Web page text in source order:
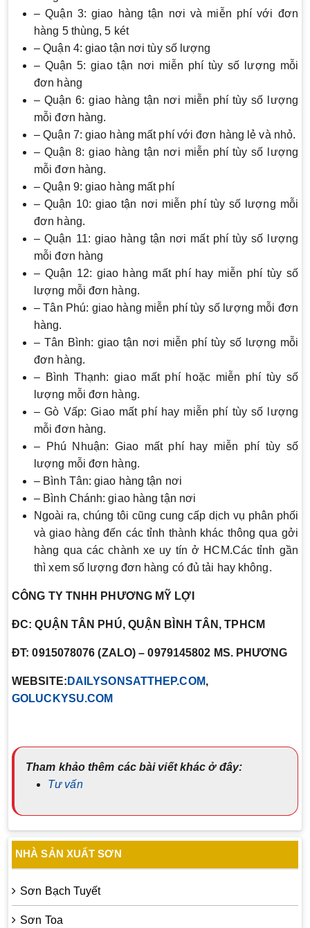
– Quận 3: giao hàng tận nơi và miễn phí với đơn
hàng 5 thùng, 5 két
– Quận 4: giao tận nơi tùy số lượng
– Quận 5: giao tận nơi miễn phí tùy số lượng mỗi
đơn hàng
– Quận 6: giao hàng tận nơi miễn phí tùy số lượng
mỗi đơn hàng.
– Quận 7: giao hàng mất phí với đơn hàng lẻ và nhỏ.
– Quận 8: giao hàng tận nơi miễn phí tùy số lượng
mỗi đơn hàng.
– Quận 9: giao hàng mất phí
– Quận 10: giao tận nơi miễn phí tùy số lượng mỗi
đơn hàng.
– Quận 11: giao hàng tận nơi mất phí tùy số lượng
mỗi đơn hàng
– Quận 12: giao hàng mất phí hay miễn phí tùy số
lượng mỗi đơn hàng.
– Tân Phú: giao hàng miễn phí tùy số lượng mỗi đơn
hàng.
– Tân Bình: giao tận nơi miễn phí tùy số lượng mỗi
đơn hàng.
– Bình Thạnh: giao mất phí hoặc miễn phí tùy số
lượng mỗi đơn hàng.
– Gò Vấp: Giao mất phí hay miễn phí tùy số lượng
mỗi đơn hàng.
– Phú Nhuận: Giao mất phí hay miễn phí tùy số
lượng mỗi đơn hàng.
– Bình Tân: giao hàng tận nơi
– Bình Chánh: giao hàng tận nơi
Ngoài ra, chúng tôi cũng cung cấp dịch vụ phân phối
và giao hàng đến các tỉnh thành khác thông qua gởi
hàng qua các chành xe uy tín ở HCM.Các tỉnh gần
thì xem số lượng đơn hàng có đủ tải hay không.
CÔNG TY TNHH PHƯƠNG MỸ LỢI
ĐC: QUẬN TÂN PHÚ, QUẬN BÌNH TÂN, TPHCM
ĐT: 0915078076 (ZALO) – 0979145802 MS. PHƯƠNG
WEBSITE: DAILYSONSATTHEP.COM,
GOLUCKYSU.COM
Tham khảo thêm các bài viết khác ở đây:
Tư vấn
NHÀ SẢN XUẤT SƠN
Sơn Bạch Tuyết
Sơn Toa